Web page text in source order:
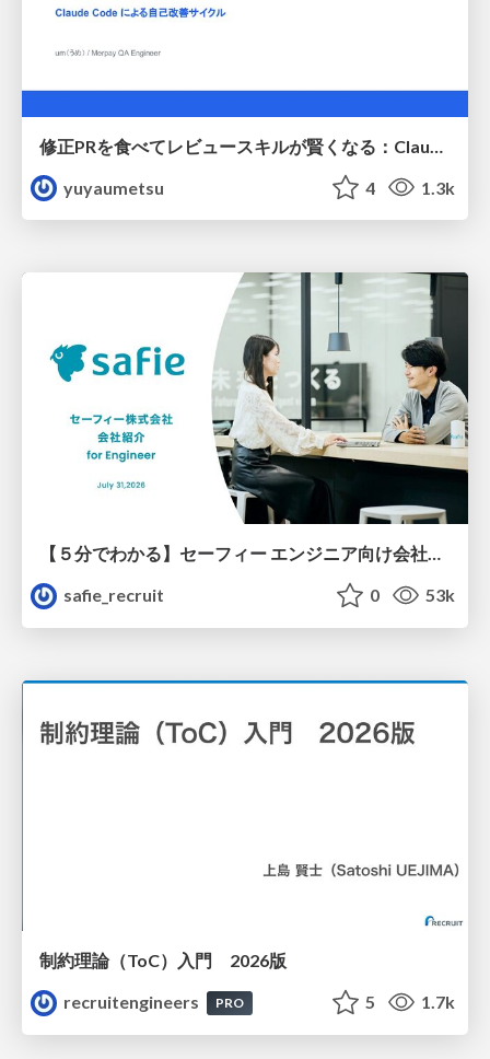
yuyaumetsu
4 1.3k
【５分でわかる】セーフィー エンジニア向け会社紹介
safie_recruit
0 53k
制約理論（ToC）入門 2026版
recruitengineers
PRO 5 1.7k